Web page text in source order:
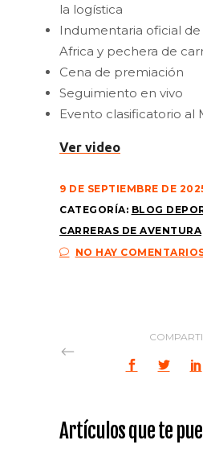
la logística
Indumentaria oficial
Africa y pechera de
Cena de premiación
Seguimiento en vivo
Evento clasificatorio al
Ver video
9 DE SEPTIEMBRE DE
CATEGORÍA: BLOG
CARRERAS DE AVENTURA
NO HAY
Artículos que te